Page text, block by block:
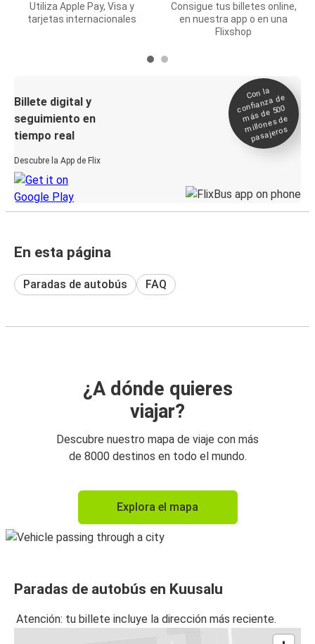
Utiliza Apple Pay, Visa y
tarjetas internacionales
Consigue tus billetes online,
en nuestra app o en una
Flixshop
Billete digital y
seguimiento en
tiempo real
Descubre la App de Flix
Con la
confianza de
más de 500
millones de
pasajeros
En esta página
Paradas de autobús FAQ
¿A dónde quieres
viajar?
Descubre nuestro mapa de viaje con más
de 8000 destinos en todo el mundo.
Explora el mapa
Paradas de autobús en Kuusalu
Atención: tu billete incluye la dirección más reciente.